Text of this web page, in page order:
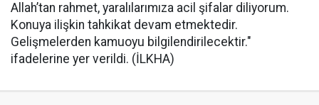
Allah’tan rahmet, yaralılarımıza acil şifalar diliyorum.
Konuya ilişkin tahkikat devam etmektedir.
Gelişmelerden kamuoyu bilgilendirilecektir."
ifadelerine yer verildi. (İLKHA)